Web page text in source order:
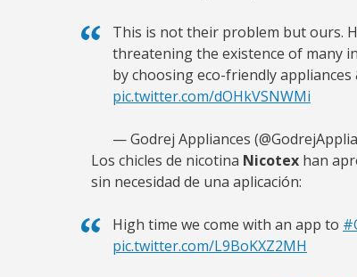
This is not their problem but ours.
threatening the existence of many
by choosing eco-friendly
pic.twitter.com/dOHkVSNWMi
— Godrej Appliances
Los chicles de nicotina Nicotex han
sin necesidad de una aplicación:
High time we come with an app to
pic.twitter.com/L9BoKXZ2MH